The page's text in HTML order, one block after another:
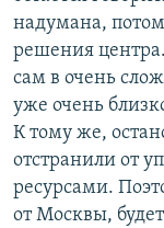
надумана,
решения
сам в очень
уже очень
К тому же,
отстранили от
ресурсами.
от Москвы,